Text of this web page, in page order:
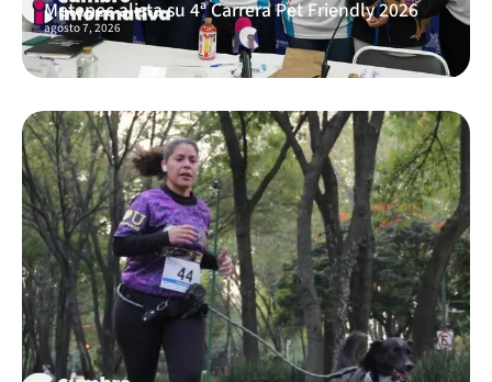
Metepec alista su 4ª Carrera Pet Friendly 2026
agosto 7, 2026